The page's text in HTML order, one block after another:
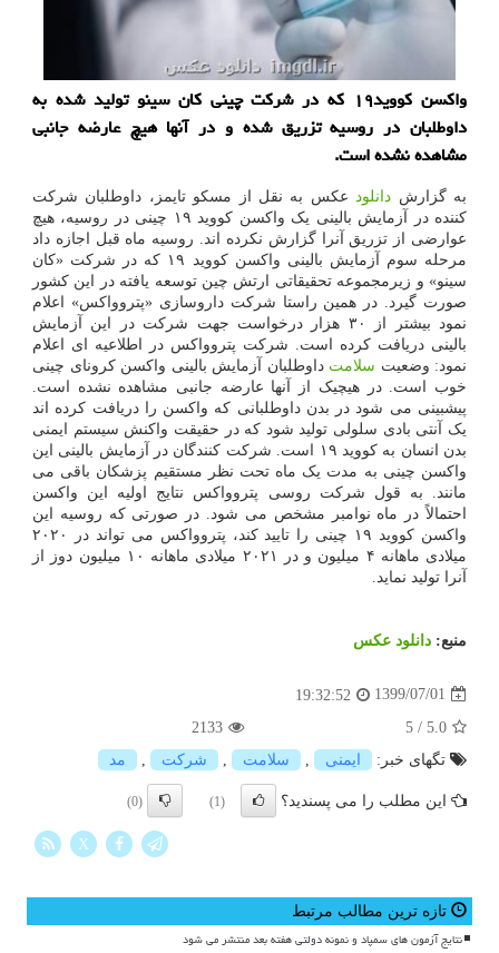
واكسن كووید۱۹ كه در شركت چینی كان سینو تولید شده به
داوطلبان در روسیه تزریق شده و در آنها هیچ عارضه جانبی
مشاهده نشده است.
به گزارش دانلود عکس به نقل از مسکو تایمز، داوطلبان شرکت
کننده در آزمایش بالینی یک واکسن کووید ۱۹ چینی در روسیه، هیچ
عوارضی از تزریق آنرا گزارش نکرده اند. روسیه ماه قبل اجازه داد
مرحله سوم آزمایش بالینی واکسن کووید ۱۹ که در شرکت «کان
سینو» و زیرمجموعه تحقیقاتی ارتش چین توسعه یافته در این کشور
صورت گیرد. در همین راستا شرکت داروسازی «پتروواکس» اعلام
نمود بیشتر از ۳۰ هزار درخواست جهت شرکت در این آزمایش
بالینی دریافت کرده است. شرکت پتروواکس در اطلاعیه ای اعلام
نمود: وضعیت سلامت داوطلبان آزمایش بالینی واکسن کرونای چینی
خوب است. در هیچیک از آنها عارضه جانبی مشاهده نشده است.
پیشبینی می شود در بدن داوطلبانی که واکسن را دریافت کرده اند
یک آنتی بادی سلولی تولید شود که در حقیقت واکنش سیستم ایمنی
بدن انسان به کووید ۱۹ است. شرکت کنندگان در آزمایش بالینی این
واکسن چینی به مدت یک ماه تحت نظر مستقیم پزشکان باقی می
مانند. به قول شرکت روسی پتروواکس نتایج اولیه این واکسن
احتمالاً در ماه نوامبر مشخص می شود. در صورتی که روسیه این
واکسن کووید ۱۹ چینی را تایید کند، پتروواکس می تواند در ۲۰۲۰
میلادی ماهانه ۴ میلیون و در ۲۰۲۱ میلادی ماهانه ۱۰ میلیون دوز از
آنرا تولید نماید.
منبع: دانلود عكس
1399/07/01
19:32:52
5.0
/
5
2133
تگهای خبر:
ایمنی , سلامت , شركت , مد
این مطلب را می پسندید؟ (1)
(0)
X
تازه ترین مطالب مرتبط
نتایج آزمون های سمپاد و نمونه دولتی هفته بعد منتشر می شود